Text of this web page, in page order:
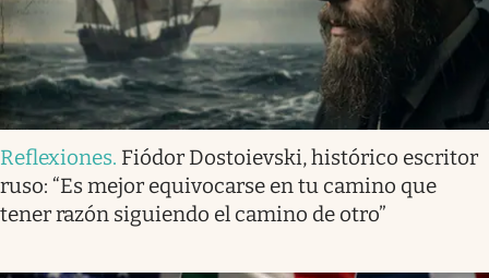
Reflexiones. Fiódor Dostoievski, histórico escritor
ruso: “Es mejor equivocarse en tu camino que
tener razón siguiendo el camino de otro”